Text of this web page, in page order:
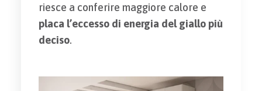
riesce a conferire maggiore calore e
placa l’eccesso di energia del giallo più
deciso.